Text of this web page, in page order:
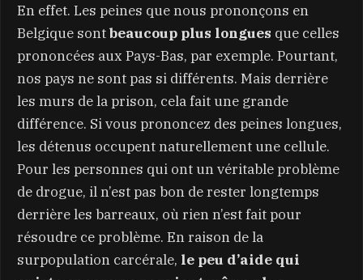
En effet. Les peines que nous prononçons en
Belgique sontbeaucoup plus longues que celles
prononcées aux Pays-Bas, par exemple. Pourtant,
nos pays ne sont pas si différents. Mais derrière
les murs de la prison, cela fait une grande
différence. Si vous prononcez des peines longues,
les détenus occupent naturellement une cellule.
Pour les personnes qui ont un véritable problème
de drogue, il n’est pas bon de rester longtemps
derrière les barreaux, où rien n’est fait pour
résoudre ce problème. En raison de la
surpopulation carcérale, le peu d’aide qui